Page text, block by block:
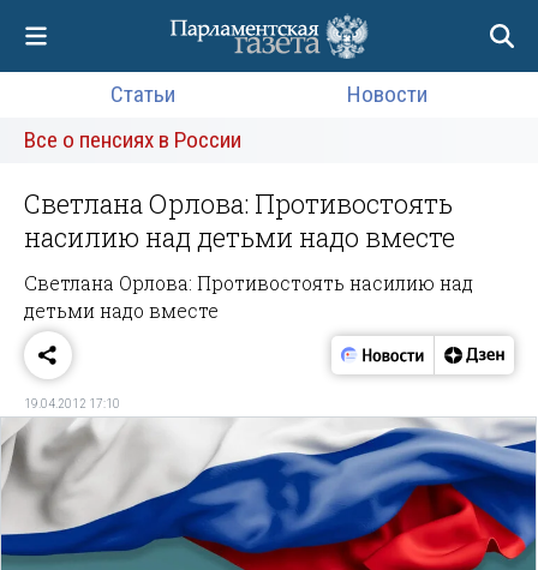
Статьи
Новости
Все о пенсиях в России
Светлана Орлова: Противостоять
насилию над детьми надо вместе
Светлана Орлова: Противостоять насилию над
детьми надо вместе
19.04.2012 17:10